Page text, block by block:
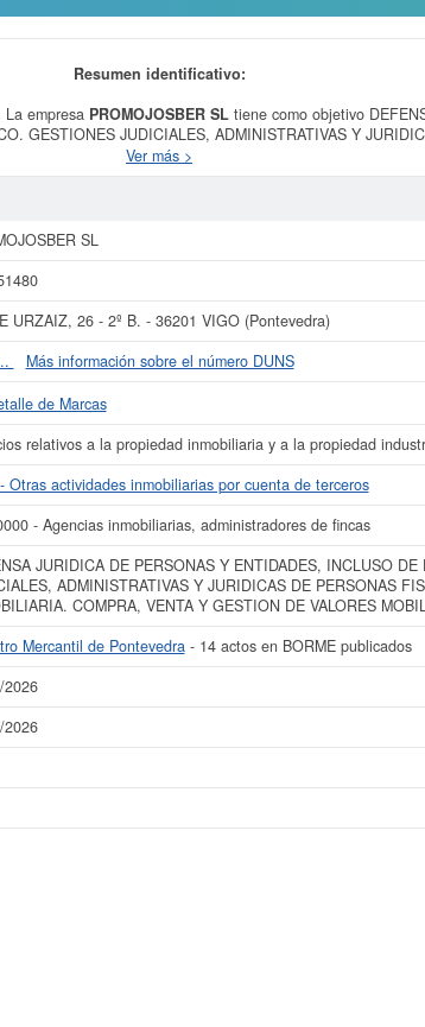
Resumen identificativo:
La empresa PROMOJOSBER SL tiene como objetivo
GESTIONES JUDICIALES, ADMINISTRATIVAS Y
VENTA Y GESTION DE VALORES MOBILIAR y se dió del
Otras actividades inmobiliarias por cuenta de terceros.
puede solicitar esta empresa las demás que estén
empresa PROMOJOSBER SL puede
acceder
de sus años de actividad, así como los balances y
del informe de empresa se ha realizado el 09/06/2026.
Ver más >
SL
URZAIZ, 26 - 2º B. - 36201 VIGO (Pontevedra)
Más información sobre el número DUNS
de Marcas
relativos a la propiedad inmobiliaria y a la propiedad
Otras actividades inmobiliarias por cuenta de terceros
- Agencias inmobiliarias, administradores de fincas
JURIDICA DE PERSONAS Y ENTIDADES, INCLUSO
ADMINISTRATIVAS Y JURIDICAS DE PERSONAS
COMPRA, VENTA Y GESTION DE VALORES
Mercantil de Pontevedra- 14 actos en BORME publicados
2026